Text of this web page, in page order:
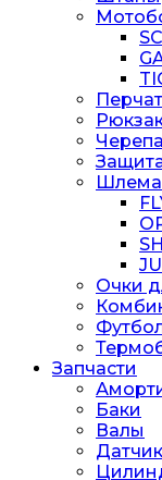
Шлема
Очки
Запчасти
Баки
Валы